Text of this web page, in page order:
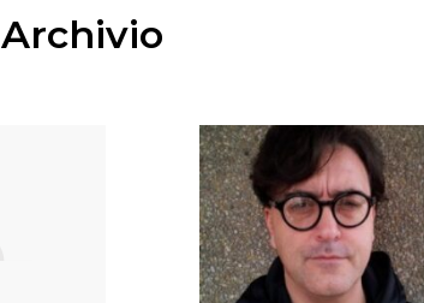
Archivio